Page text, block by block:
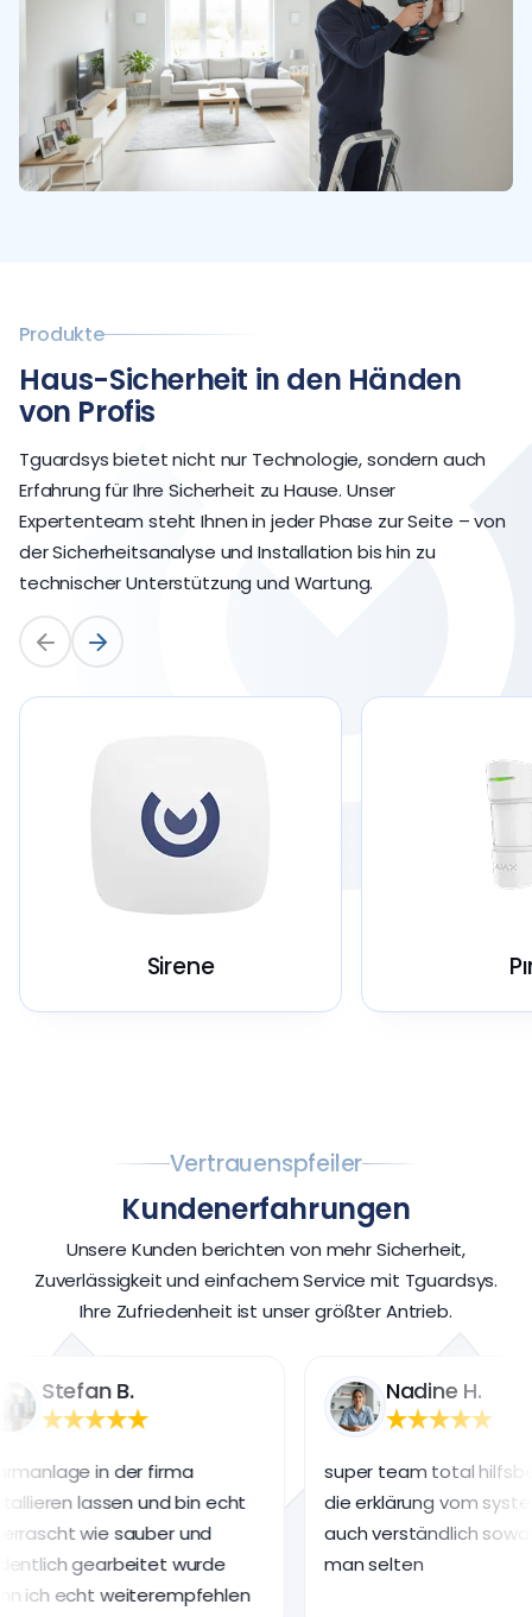
Produkte
Haus-Sicherheit in den Händen
von Profis
Tguardsys bietet nicht nur Technologie, sondern auch
Erfahrung für Ihre Sicherheit zu Hause. Unser
Expertenteam steht Ihnen in jeder Phase zur Seite – von
der Sicherheitsanalyse und Installation bis hin zu
technischer Unterstützung und Wartung.
Sirene
Vertrauenspfeiler
Kundenerfahrungen
Unsere Kunden berichten von mehr Sicherheit,
Zuverlässigkeit und einfachem Service mit Tguardsys.
Ihre Zufriedenheit ist unser größter Antrieb.
firma
bin echt
und
wurde
Nadine H.
super team total hilfsbereit und
die erklärung vom system war
auch verständlich sowas hat
man selten